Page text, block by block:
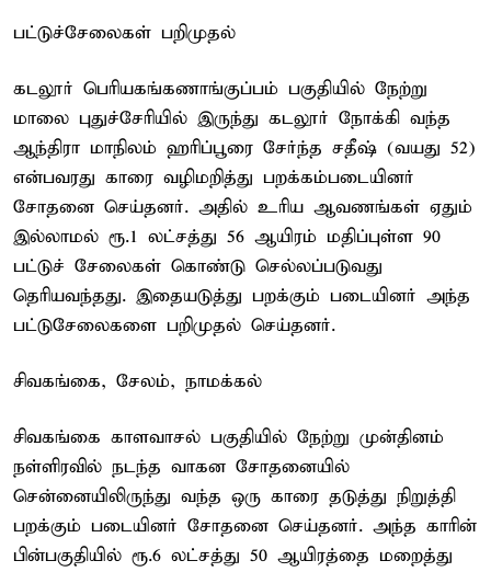
பட்டுச்சேலைகள் பறிமுதல்
கடலூர் பெரியகங்கணாங்குப்பம் பகுதியில் நேற்று
மாலை புதுச்சேரியில் இருந்து கடலூர் நோக்கி வந்த
ஆந்திரா மாநிலம் ஹரிப்பூரை சேர்ந்த சதீஷ் (வயது 52)
என்பவரது காரை வழிமறித்து பறக்கம்படையினர்
சோதனை செய்தனர். அதில் உரிய ஆவணங்கள் ஏதும்
இல்லாமல் ரூ.1 லட்சத்து 56 ஆயிரம் மதிப்புள்ள 90
பட்டுச் சேலைகள் கொண்டு செல்லப்படுவது
தெரியவந்தது. இதையடுத்து பறக்கும் படையினர் அந்த
பட்டுசேலைகளை பறிமுதல் செய்தனர்.
சிவகங்கை, சேலம், நாமக்கல்
சிவகங்கை காளவாசல் பகுதியில் நேற்று முன்தினம்
நள்ளிரவில் நடந்த வாகன சோதனையில்
சென்னையிலிருந்து வந்த ஒரு காரை தடுத்து நிறுத்தி
பறக்கும் படையினர் சோதனை செய்தனர். அந்த காரின்
பின்பகுதியில் ரூ.6 லட்சத்து 50 ஆயிரத்தை மறைத்து